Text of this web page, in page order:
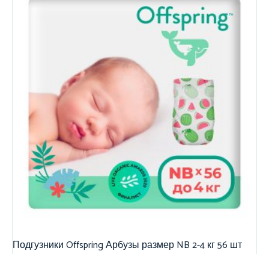
Подгузники Offspring Арбузы размер NB 2-4 кг 56 шт